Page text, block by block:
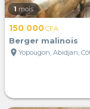
1 mois
150 000CFA
Berger malinois
location_on